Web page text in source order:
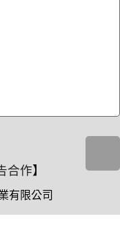
合作】
有限公司